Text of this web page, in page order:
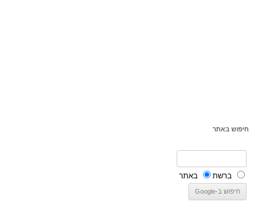
חיפוש באתר
ברשת באתר